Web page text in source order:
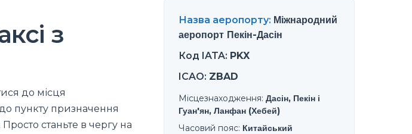
з
до місця
пункту призначення
станьте в чергу на
Назва аеропорту: Міжнародний
аеропорт Пекін-Дасін
Код IATA: PKX
ICAO: ZBAD
Місцезнаходження: Дасін, Пекін і
Гуан'ян, Ланфан (Хебей)
Часовий пояс: Китайський